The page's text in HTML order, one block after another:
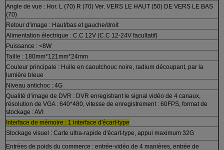
Angle de vue : Hor. L (70) R (70) Ver. VERS LE HAUT (50) DE VERS LE BAS
(70)
Retour d'image : Haut/bas et gauche/droit
Alimentation électrique : C.C 12V (C.C 12-24V facultatif)
Puissance : <8W
Taille : 180mm*121mm*24mm
Couleur principale : Huile en caoutchouc noire, radium découpant, par la
lumière bleue
Niveau antichoc : 4G
Qualité d'image de DVR : DVR enregistrant le signal vidéo de 4 canaux,
résolution de VGA : 640*480, vitesse de enregistrement : 60FPS, format de
stockage : AVI
Interface de mémoire : 1 interface d'écart-type
Stockage visuel : Carte ultra-rapide d'écart-type, appui maximum 32G
Entrées de poids du commerce : entrée-vidéo de 4 manières, entrée de